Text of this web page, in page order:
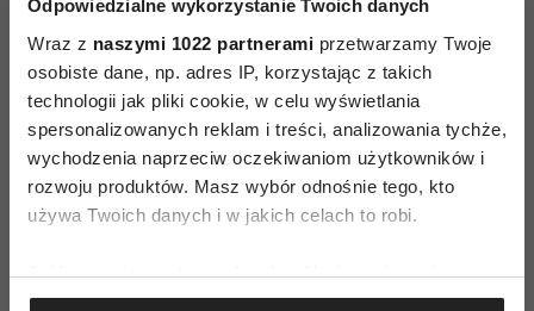
Odpowiedzialne wykorzystanie Twoich danych
Wraz z naszymi 1022 partnerami przetwarzamy Twoje
osobiste dane, np. adres IP, korzystając z takich
technologii jak pliki cookie, w celu wyświetlania
spersonalizowanych reklam i treści, analizowania tychże,
wychodzenia naprzeciw oczekiwaniom użytkowników i
rozwoju produktów. Masz wybór odnośnie tego, kto
używa Twoich danych i w jakich celach to robi.
Jeśli wyrazisz na to zgodę, chcielibyśmy również:
Gromadzić dane dotyczące Twojej lokalizacji
AUTOPROMOCJA